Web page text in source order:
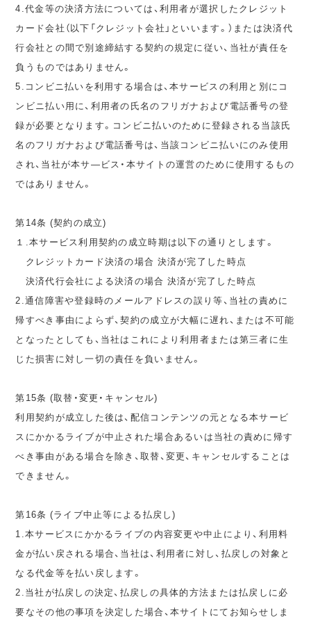
4.代金等の決済方法については、利用者が選択したクレジット
カード会社（以下「クレジット会社」といいます。）または決済代
行会社との間で別途締結する契約の規定に従い、当社が責任を
負うものではありません。
5.コンビニ払いを利用する場合は、本サービスの利用と別にコ
ンビニ払い用に、利用者の氏名のフリガナおよび電話番号の登
録が必要となります。コンビニ払いのために登録される当該氏
名のフリガナおよび電話番号は、当該コンビニ払いにのみ使用
され、当社が本サ―ビス・本サイトの運営のために使用するもの
ではありません。
第14条 (契約の成立)
１.本サービス利用契約の成立時期は以下の通りとします。
クレジットカード決済の場合 決済が完了した時点
決済代行会社による決済の場合 決済が完了した時点
2.通信障害や登録時のメールアドレスの誤り等、当社の責めに
帰すべき事由によらず、契約の成立が大幅に遅れ、または不可能
となったとしても、当社はこれにより利用者または第三者に生
じた損害に対し一切の責任を負いません。
第15条 (取替・変更・キャンセル)
利用契約が成立した後は、配信コンテンツの元となる本サービ
スにかかるライブが中止された場合あるいは当社の責めに帰す
べき事由がある場合を除き、取替、変更、キャンセルすることは
できません。
第16条 (ライブ中止等による払戻し)
1.本サービスにかかるライブの内容変更や中止により、利用料
金が払い戻される場合、当社は、利用者に対し、払戻しの対象と
なる代金等を払い戻します。
2.当社が払戻しの決定、払戻しの具体的方法または払戻しに必
要なその他の事項を決定した場合、本サイトにてお知らせしま